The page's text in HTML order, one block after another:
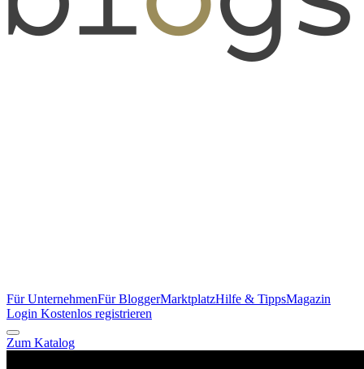
Für UnternehmenFür BloggerMarktplatzHilfe & TippsMagazin
Login Kostenlos registrieren
Zum Katalog